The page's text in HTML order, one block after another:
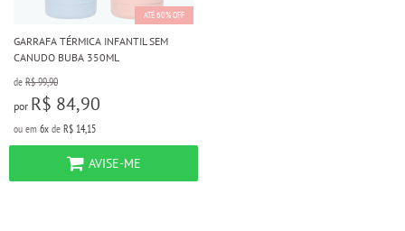
ATÉ 60% OFF
GARRAFA TÉRMICA INFANTIL SEM
CANUDO BUBA 350ML
de R$ 99,90
por R$ 84,90
ou em 6x de R$ 14,15
AVISE-ME